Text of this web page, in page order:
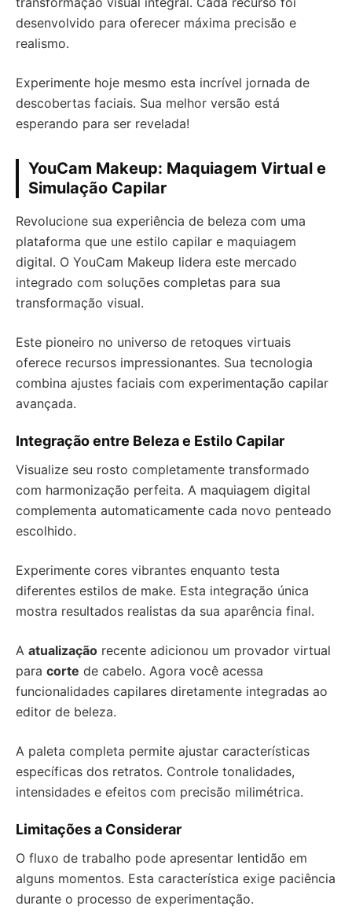
desenvolvido para oferecer máxima precisão e
realismo.
Experimente hoje mesmo esta incrível jornada de
descobertas faciais. Sua melhor versão está
esperando para ser revelada!
YouCam Makeup: Maquiagem Virtual e
Simulação Capilar
Revolucione sua experiência de beleza com uma
plataforma que une estilo capilar e maquiagem
digital. O YouCam Makeup lidera este mercado
integrado com soluções completas para sua
transformação visual.
Este pioneiro no universo de retoques virtuais
oferece recursos impressionantes. Sua tecnologia
combina ajustes faciais com experimentação capilar
avançada.
Integração entre Beleza e Estilo Capilar
Visualize seu rosto completamente transformado
com harmonização perfeita. A maquiagem digital
complementa automaticamente cada novo penteado
escolhido.
Experimente cores vibrantes enquanto testa
diferentes estilos de make. Esta integração única
mostra resultados realistas da sua aparência final.
A atualização recente adicionou um provador virtual
para corte de cabelo. Agora você acessa
funcionalidades capilares diretamente integradas ao
editor de beleza.
A paleta completa permite ajustar características
específicas dos retratos. Controle tonalidades,
intensidades e efeitos com precisão milimétrica.
Limitações a Considerar
O fluxo de trabalho pode apresentar lentidão em
alguns momentos. Esta característica exige paciência
durante o processo de experimentação.